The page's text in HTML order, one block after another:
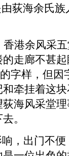
荻海余氏
港余风采
走廊不甚
字样，但
牵挂着这
海风采堂
。
，出门不